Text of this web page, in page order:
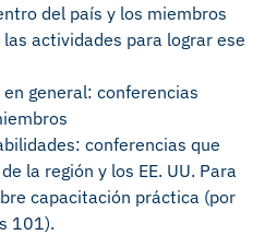
del país y los miembros
actividades para lograr ese
en general: conferencias
conferencias que
la región y los EE. UU. Para
capacitación práctica (por
101).